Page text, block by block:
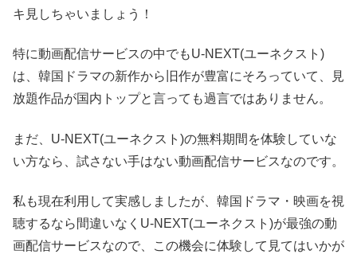
キ見しちゃいましょう！
特に動画配信サービスの中でもU-NEXT(ユーネクスト)
は、韓国ドラマの新作から旧作が豊富にそろっていて、見
放題作品が国内トップと言っても過言ではありません。
まだ、U-NEXT(ユーネクスト)の無料期間を体験していな
い方なら、試さない手はない動画配信サービスなのです。
私も現在利用して実感しましたが、韓国ドラマ・映画を視
聴するなら間違いなくU-NEXT(ユーネクスト)が最強の動
画配信サービスなので、この機会に体験して見てはいかが